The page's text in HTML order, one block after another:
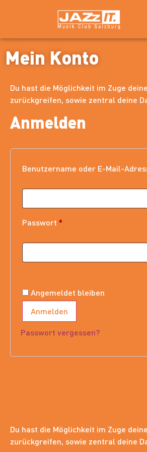
Mein Konto
Du hast die Möglichkeit im Zuge
zurückgreifen, sowie zentral deine
Anmelden
Benutzername oder E-Mail-
Passwort *
Angemeldet bleiben
Anmelden
Passwort vergessen?
Du hast die Möglichkeit im Zuge
zurückgreifen, sowie zentral deine